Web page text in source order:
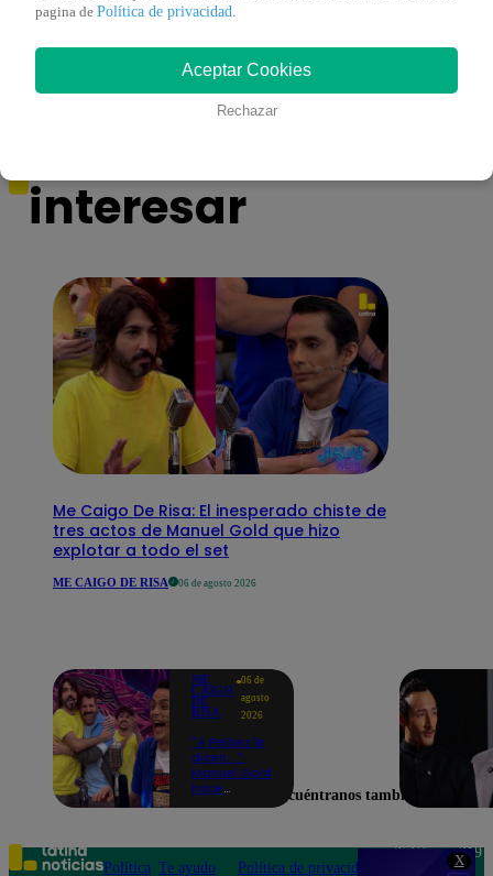
X
También te puede
interesar
Me Caigo De Risa: El inesperado chiste de
tres actos de Manuel Gold que hizo
explotar a todo el set
ME CAIGO DE RISA 06 de agosto 2026
ME
CAIGO
DE
RISA
06 de
agosto
2026
"A Peláez le
dicen...":
Manuel Gold
hace
de contar el
chiste
pagina de Política de privacidad.
Aceptar Cookies
Rechazar
Encuéntranos también en
Política Te ayudo Política de privacidad
Teléfono: 219